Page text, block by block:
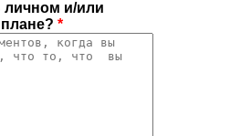
личном и/или
*